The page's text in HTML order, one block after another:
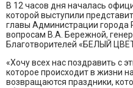
В 12 часов дня началась
которой выступили
главы Администрации
вопросам В.А. Бережной,
Благотворителей «БЕЛЫЙ
«Хочу всех нас поздравить с
которое происходит в жизни
возвращаются праздники,